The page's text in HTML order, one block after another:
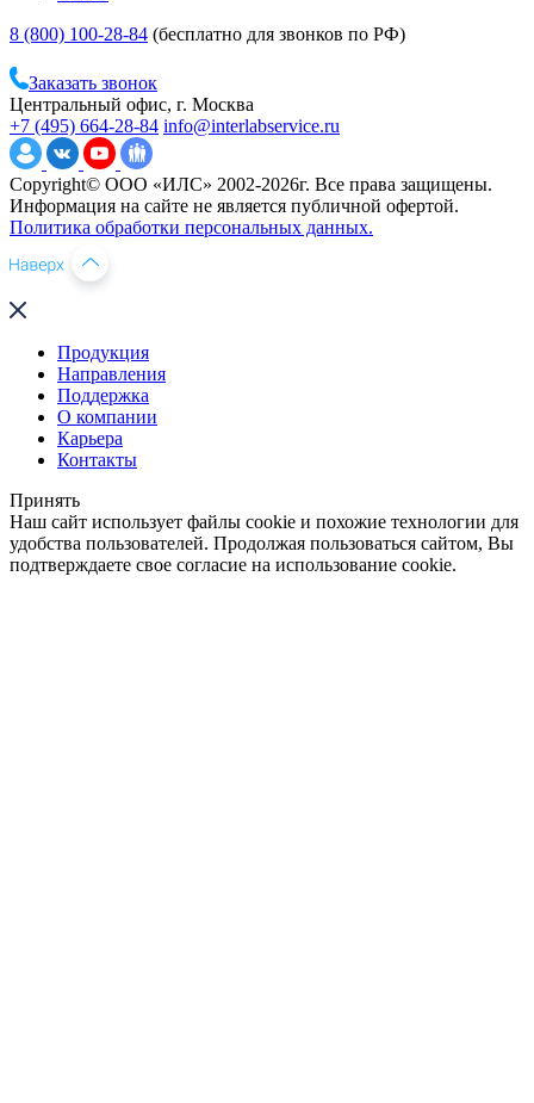
8 (800) 100-28-84 (бесплатно для звонков по РФ)
Заказать звонок
Центральный офис, г. Москва
+7 (495) 664-28-84 info@interlabservice.ru
Copyright© ООО «ИЛС» 2002-2026г. Все права защищены.
Информация на сайте не является публичной офертой.
Политика обработки персональных данных.
Продукция
Направления
Поддержка
О компании
Карьера
Контакты
Принять
Наш сайт использует файлы cookie и похожие технологии для
удобства пользователей. Продолжая пользоваться сайтом, Вы
подтверждаете свое согласие на использование cookie.